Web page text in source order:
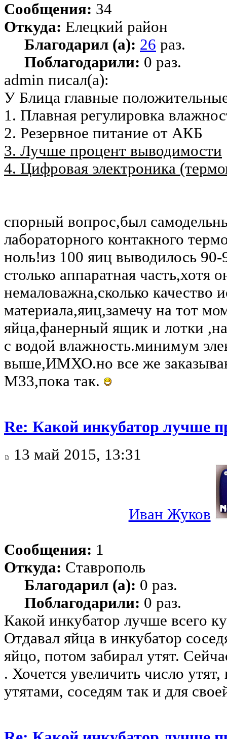
Сообщения: 34
Откуда: Елецкий район
Благодарил (а): 26 раз.
Поблагодарили: 0 раз.
admin писал(а):
У Блица главные
1. Плавная регулировка
2. Резервное питание от АКБ
3. Лучше процент выводимости
4. Цифровая электроника
спорный вопрос,был
лабораторного контакного
ноль!из 100 яиц выводилось 90-
столько аппаратная часть,хотя
немаловажна,сколько качество
материала,яиц,замечу на тот
яйца,фанерный ящик и лотки
с водой влажность.минимум
выше,ИМХО.но все же
М33,пока так.
Re: Какой инкубатор лучше
13 май 2015, 13:31
Иван Жуков
Сообщения: 1
Откуда: Ставрополь
Благодарил (а): 0 раз.
Поблагодарили: 0 раз.
Какой инкубатор лучше всего
Отдавал яйца в инкубатор
яйцо, потом забирал утят.
. Хочется увеличить число
утятами, соседям так и для